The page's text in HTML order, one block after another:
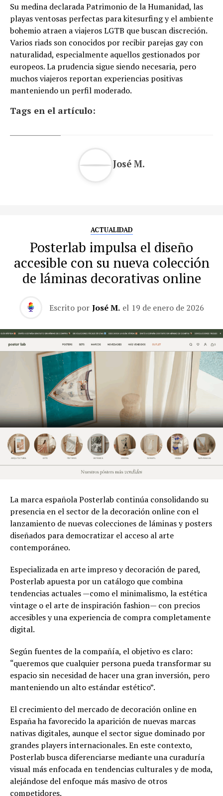
Su medina declarada Patrimonio de la Humanidad, las
playas ventosas perfectas para kitesurfing y el ambiente
bohemio atraen a viajeros LGTB que buscan discreción.
Varios riads son conocidos por recibir parejas gay con
naturalidad, especialmente aquellos gestionados por
europeos. La prudencia sigue siendo necesaria, pero
muchos viajeros reportan experiencias positivas
manteniendo un perfil moderado.
Tags en el artículo:
José M.
ACTUALIDAD
Posterlab impulsa el diseño
accesible con su nueva colección
de láminas decorativas online
Escrito por José M. el 19 de enero de 2026
La marca española Posterlab continúa consolidando su
presencia en el sector de la decoración online con el
lanzamiento de nuevas colecciones de láminas y posters
diseñados para democratizar el acceso al arte
contemporáneo.
Especializada en arte impreso y decoración de pared,
Posterlab apuesta por un catálogo que combina
tendencias actuales —como el minimalismo, la estética
vintage o el arte de inspiración fashion— con precios
accesibles y una experiencia de compra completamente
digital.
Según fuentes de la compañía, el objetivo es claro:
“queremos que cualquier persona pueda transformar su
espacio sin necesidad de hacer una gran inversión, pero
manteniendo un alto estándar estético”.
El crecimiento del mercado de decoración online en
España ha favorecido la aparición de nuevas marcas
nativas digitales, aunque el sector sigue dominado por
grandes players internacionales. En este contexto,
Posterlab busca diferenciarse mediante una curaduría
visual más enfocada en tendencias culturales y de moda,
alejándose del enfoque más masivo de otros
competidores.